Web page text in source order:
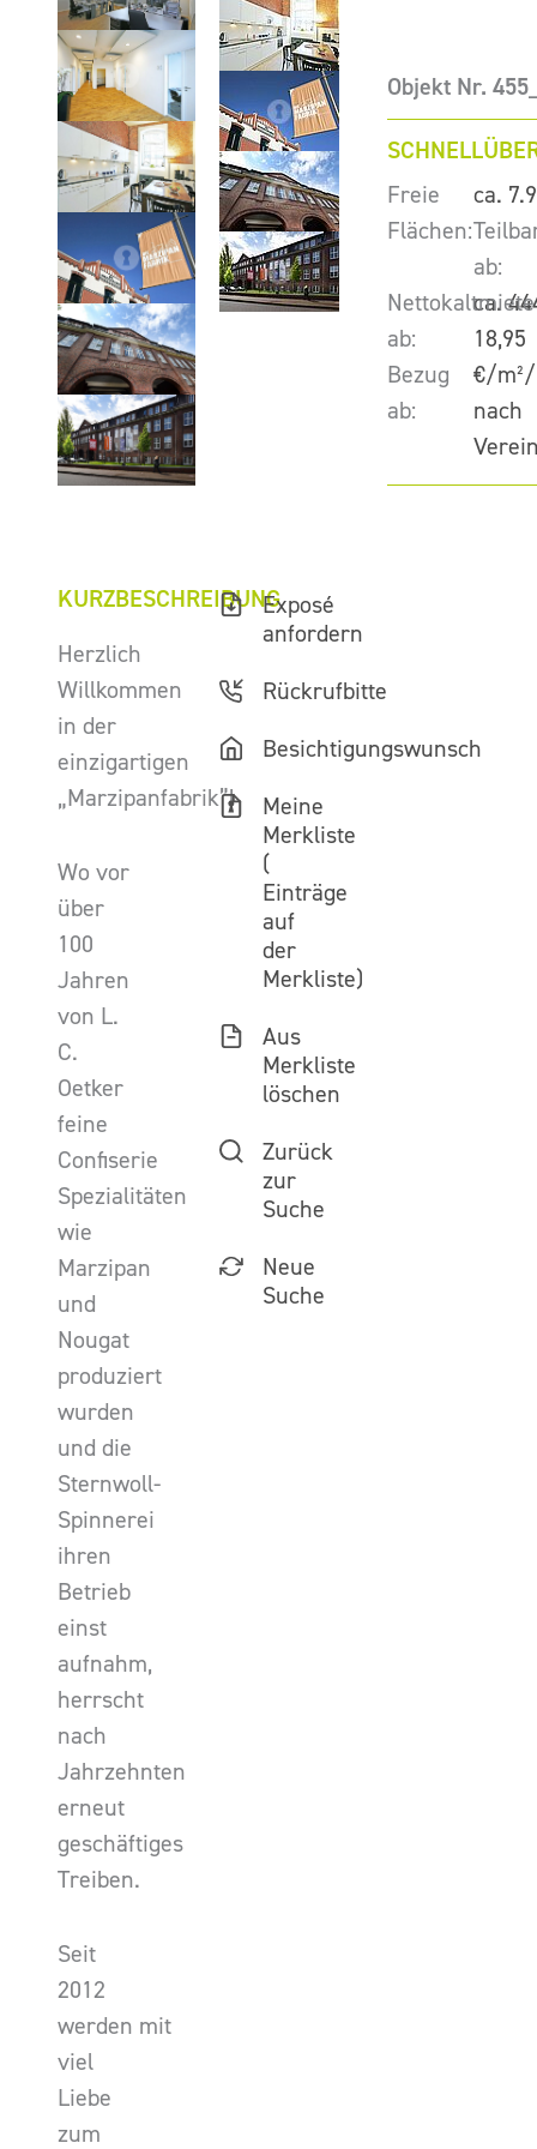
Objekt Nr.
Freie
Flächen:
ca.
ab:
ca.
Nettokaltmiete
ab:
18,95
€/
Bezug
ab:
nach
KURZBESCHREIBUNG
Herzlich
Willkommen
in der
einzigartigen
„Marzipanfabrik”!
Wo vor
über
100
Jahren
von L.
C.
Oetker
feine
Confiserie
Spezialitäten
wie
Marzipan
und
Nougat
produziert
wurden
und die
Sternwoll-
Spinnerei
ihren
Betrieb
einst
aufnahm,
herrscht
nach
Jahrzehnten
erneut
geschäftiges
Treiben.
Seit
2012
werden mit
viel
Liebe
zum
Exposé
anfordern
Rückrufbitte
Besichtigungswunsch
Meine
Merkliste
(
Einträge
auf
der
Merkliste)
Aus
Merkliste
löschen
Zurück
zur
Suche
Neue
Suche